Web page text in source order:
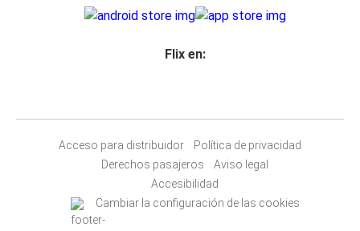
Flix en:
Acceso para distribuidor
Política de privacidad
Derechos pasajeros
Aviso legal
Accesibilidad
Cambiar la configuración de las cookies